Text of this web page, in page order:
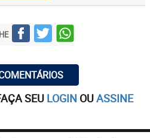
SEU LOGIN OUASSINE